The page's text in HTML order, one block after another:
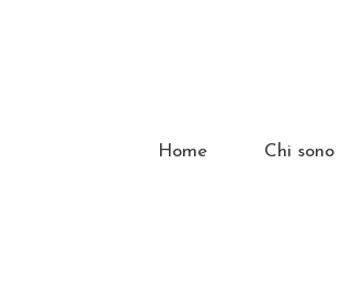
Home Chi sono